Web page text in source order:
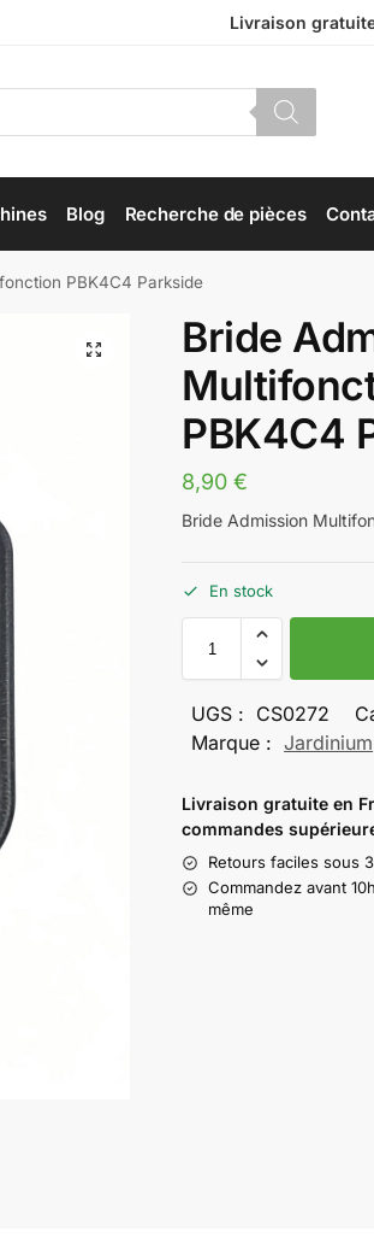
Livraison
Blog Recherche de pièces
PBK4C4 Parkside
Bride
PBK4C4
8,90€
Bride Admission
En stock
UGS : CS0272
Marque : Jardinium
Livraison gratuite en
commandes
Retours faciles sous
Commandez avant
même